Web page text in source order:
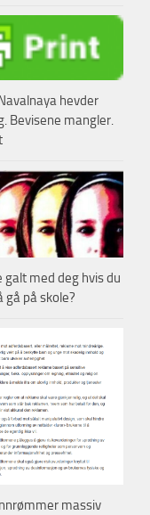
hevder
Bevisene mangler.
galt med deg hvis du
gå på skole?
massiv